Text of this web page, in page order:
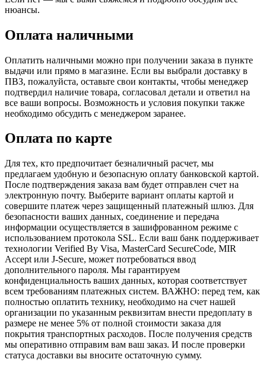
нюансы.
Оплата наличными
Оплатить наличными можно при получении заказа в пункте
выдачи или прямо в магазине. Если вы выбрали доставку в
ПВЗ, пожалуйста, оставьте свои контакты, чтобы менеджер
подтвердил наличие товара, согласовал детали и ответил на
все ваши вопросы. Возможность и условия покупки также
необходимо обсудить с менеджером заранее.
Оплата по карте
Для тех, кто предпочитает безналичный расчет, мы
предлагаем удобную и безопасную оплату банковской картой.
После подтверждения заказа вам будет отправлен счет на
электронную почту. Выберите вариант оплаты картой и
совершите платеж через защищенный платежный шлюз. Для
безопасности ваших данных, соединение и передача
информации осуществляется в зашифрованном режиме с
использованием протокола SSL. Если ваш банк поддерживает
технологии Verified By Visa, MasterCard SecureCode, MIR
Accept или J-Secure, может потребоваться ввод
дополнительного пароля. Мы гарантируем
конфиденциальность ваших данных, которая соответствует
всем требованиям платежных систем. ВАЖНО: перед тем, как
полностью оплатить технику, необходимо на счет нашей
организации по указанным реквизитам внести предоплату в
размере не менее 5% от полной стоимости заказа для
покрытия транспортных расходов. После получения средств
мы оперативно отправим вам ваш заказ. И после проверки
статуса доставки вы вносите остаточную сумму.